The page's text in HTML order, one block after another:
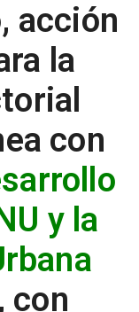
acción
la
con
y la
, con